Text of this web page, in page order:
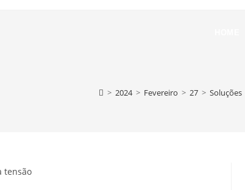
> 2024 > Fevereiro > 27 > Soluções